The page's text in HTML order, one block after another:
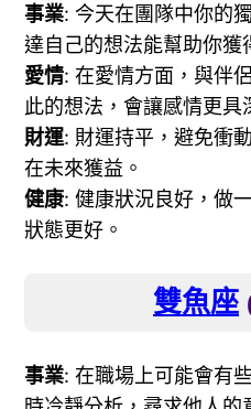
事業: 今天在團隊中你的
達自己的想法能幫助你獲
愛情: 在愛情方面，與伴
此的想法，會讓感情更具
財運: 財運持平，避免衝
在未來獲益。
健康: 健康狀況良好，做
狀態更好。
雙魚座
事業: 在職場上可能會有